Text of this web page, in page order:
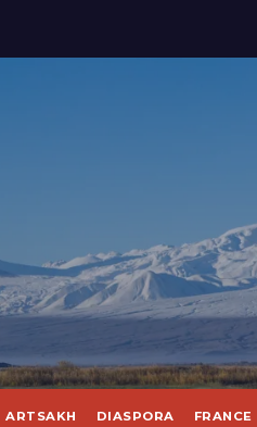
ARTSAKH DIASPORA FRANCE